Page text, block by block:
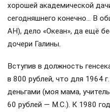
хорошей академической
сегодняшнего конечно… В
АН), дело «Океан», да ещё
дочери Галины.
Вступив в должность
в 800 рублей, что для 1964
деньгами (моя мама,
60 рублей — М.С.). К 1980